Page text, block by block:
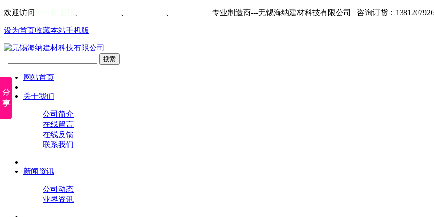
欢迎访问 专业制造商---无锡海纳建材科技有限公司 咨询订货：
设为首页收藏本站手机版
网站首页
关于我们
公司简介
在线留言
在线反馈
联系我们
新闻资讯
公司动态
业界资讯